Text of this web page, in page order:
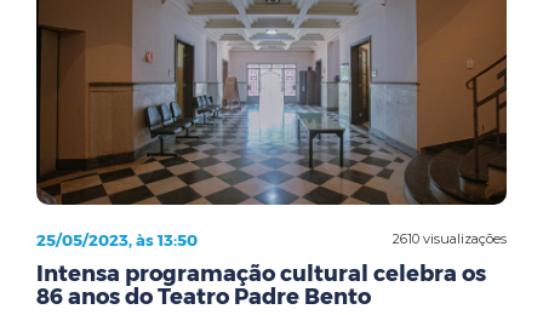
2610 visualizações
25/05/2023, às 13:50
Intensa programação cultural celebra os
86 anos do Teatro Padre Bento